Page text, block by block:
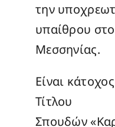
την
υπαίθρου
Μεσσηνίας.
Είναι
Τίτλου
Σπουδών